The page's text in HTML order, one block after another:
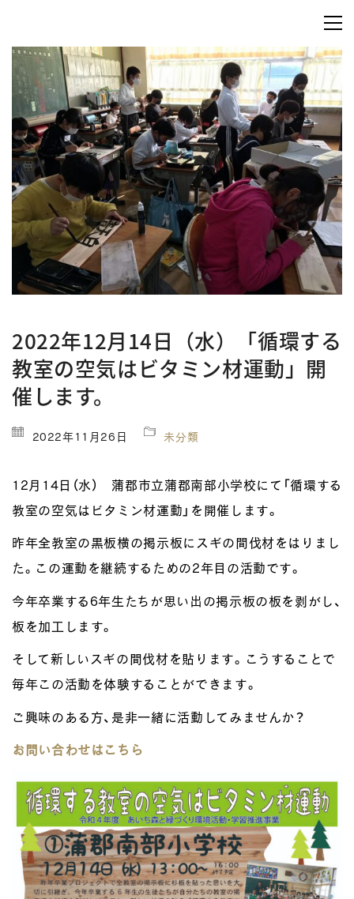
2022年12月14日（水）「循環する
教室の空気はビタミン材運動」開
催します。
2022年11月26日 未分類
12月14日（水） 蒲郡市立蒲郡南部小学校にて「循環する
教室の空気はビタミン材運動」を開催します。
昨年全教室の黒板横の掲示板にスギの間伐材をはりまし
た。この運動を継続するための2年目の活動です。
今年卒業する6年生たちが思い出の掲示板の板を剥がし、
板を加工します。
そして新しいスギの間伐材を貼ります。こうすることで
毎年この活動を体験することができます。
ご興味のある方、是非一緒に活動してみませんか？
お問い合わせはこちら